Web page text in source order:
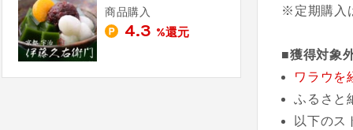
※定期購入
■獲得対象
ワラウを
ふるさと
以下のス
商品購入
4.3 %還元